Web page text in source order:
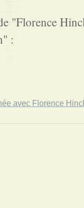
"Florence
:
avec Florence